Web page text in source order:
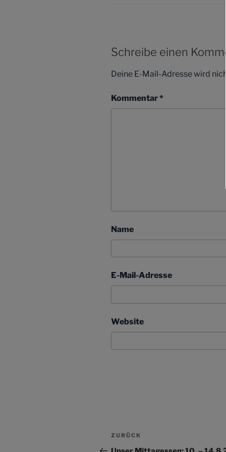
Schreibe einen
Deine E-Mail-Adresse wird
Kommentar*
Name
E-Mail-Adresse
Website
Beitragsnavigation
Vorheriger
Beitrag
ZURÜCK